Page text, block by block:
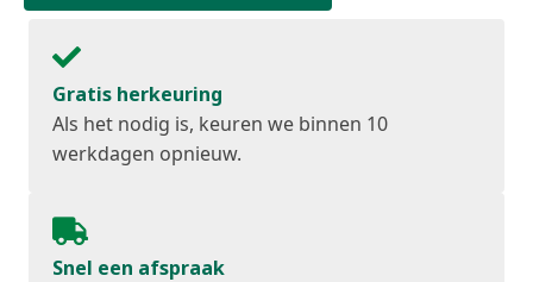
Gratis herkeuring
Als het nodig is, keuren we binnen 10
werkdagen opnieuw.
Snel een afspraak